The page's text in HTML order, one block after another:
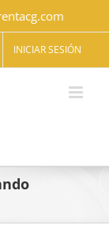
INICIAR SESIÓN